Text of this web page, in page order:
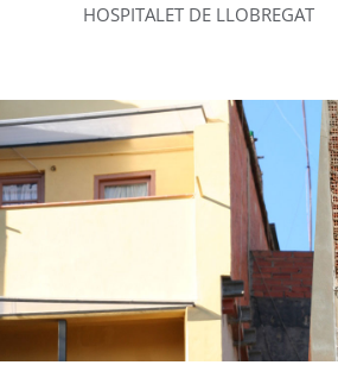
HOSPITALET DE LLOBREGAT